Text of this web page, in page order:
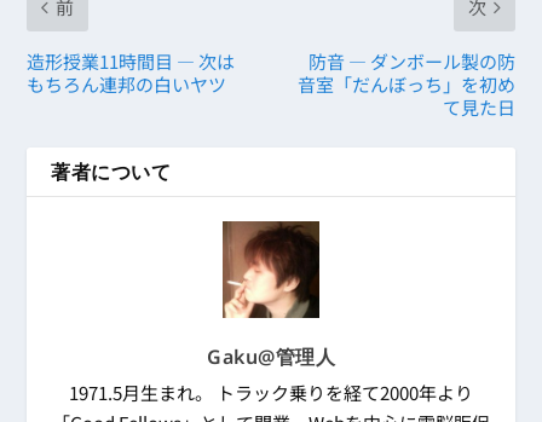
前
造形授業11時間目 ― 次は
もちろん連邦の白いヤツ
次
防音 ― ダンボール製の防
音室「だんぼっち」を初め
て見た日
著者について
Gaku@管理人
1971.5月生まれ。 トラック乗りを経て2000年より